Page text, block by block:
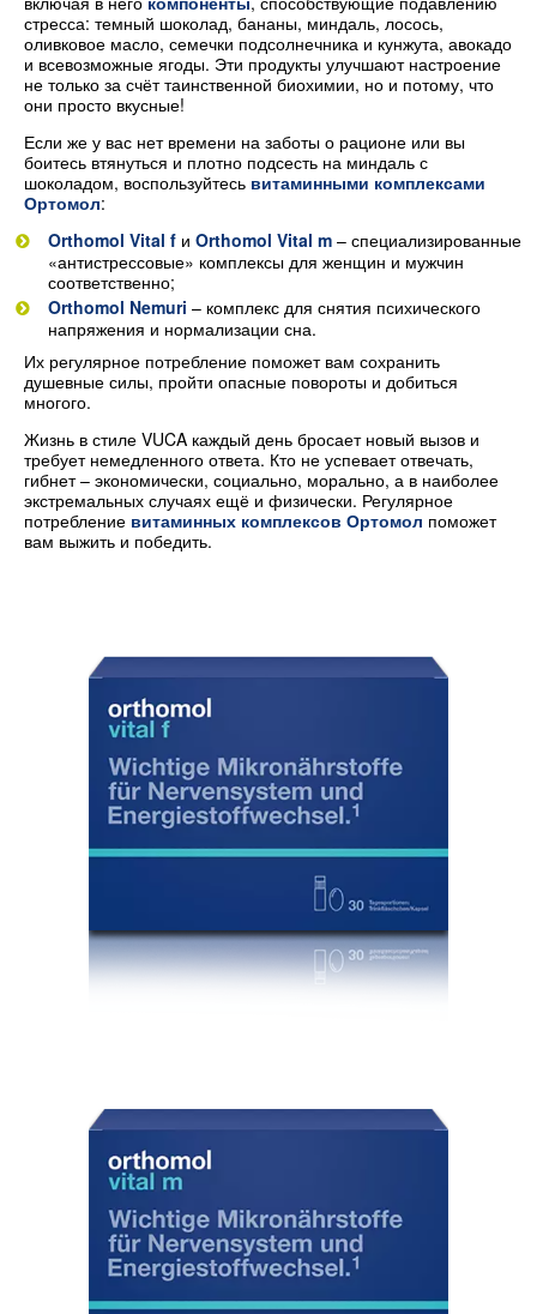
стресса: темный шоколад, бананы, миндаль, лосось,
оливковое масло, семечки подсолнечника и кунжута, авокадо
и всевозможные ягоды. Эти продукты улучшают настроение
не только за счёт таинственной биохимии, но и потому, что
они просто вкусные!
Если же у вас нет времени на заботы о рационе или вы
боитесь втянуться и плотно подсесть на миндаль с
шоколадом, воспользуйтесь витаминными комплексами
Ортомол:
Orthomol Vital f и Orthomol Vital m – специализированные
«антистрессовые» комплексы для женщин и мужчин
соответственно;
Orthomol Nemuri – комплекс для снятия психического
напряжения и нормализации сна.
Их регулярное потребление поможет вам сохранить
душевные силы, пройти опасные повороты и добиться
многого.
Жизнь в стиле VUCA каждый день бросает новый вызов и
требует немедленного ответа. Кто не успевает отвечать,
гибнет – экономически, социально, морально, а в наиболее
экстремальных случаях ещё и физически. Регулярное
потребление витаминных комплексов Ортомол поможет
вам выжить и победить.